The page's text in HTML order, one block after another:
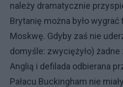
należy dramatycznie
Brytanię można było
Moskwę. Gdyby zaś nie
domyśle: zwyciężyło)
Anglią i defilada odbierana
Pałacu Buckingham nie